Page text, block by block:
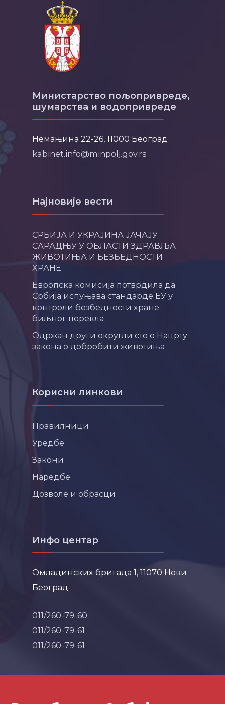
Министарство пољопривреде,
шумарства и водопривреде
Немањина 22-26, 11000 Београд
kabinet.info@minpolj.gov.rs
Најновије вести
СРБИЈА И УКРАЈИНА ЈАЧАЈУ
САРАДЊУ У ОБЛАСТИ ЗДРАВЉА
ЖИВОТИЊА И БЕЗБЕДНОСТИ
ХРАНЕ
Европска комисија потврдила да
Србија испуњава стандарде ЕУ у
контроли безбедности хране
биљног порекла
Одржан други округли сто о Нацрту
закона о добробити животиња
Корисни линкови
Правилници
Уредбе
Закони
Наредбе
Дозволе и обрасци
Инфо центар
Омладинских бригада 1, 11070 Нови
Београд
011/260-79-60
011/260-79-61
011/260-79-61